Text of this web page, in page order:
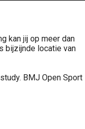
kan jij op meer dan
bijzijnde locatie van
BMJ Open Sport